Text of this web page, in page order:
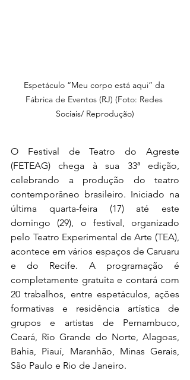
Espetáculo “Meu corpo está aqui” da
Fábrica de Eventos (RJ) (Foto: Redes
Sociais/ Reprodução)
O Festival de Teatro do Agreste
(FETEAG) chega à sua 33ª edição,
celebrando a produção do teatro
contemporâneo brasileiro. Iniciado na
última quarta-feira (17) até este
domingo (29), o festival, organizado
pelo Teatro Experimental de Arte (TEA),
acontece em vários espaços de Caruaru
e do Recife. A programação é
completamente gratuita e contará com
20 trabalhos, entre espetáculos, ações
formativas e residência artística de
grupos e artistas de Pernambuco,
Ceará, Rio Grande do Norte, Alagoas,
Bahia, Piauí, Maranhão, Minas Gerais,
São Paulo e Rio de Janeiro.